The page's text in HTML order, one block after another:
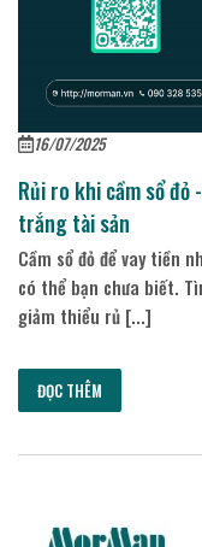
16/07/2025
Rủi ro khi cầm sổ
trắng tài sản
Cầm sổ đỏ để vay tiền
có thể bạn chưa biết.
giảm thiểu rủ [...]
ĐỌC THÊM